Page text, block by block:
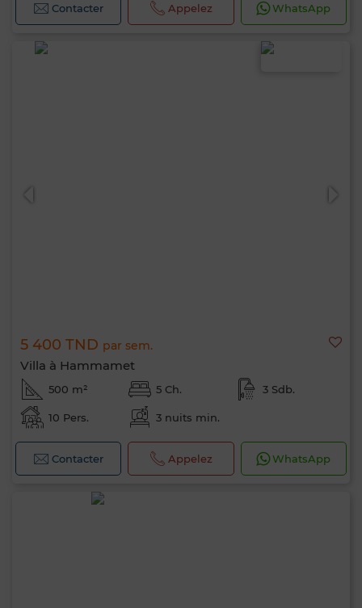
Contacter Appelez WhatsApp
5 400 TND par sem.
Villa à Hammamet
500 m² 5 Ch. 3 Sdb.
10 Pers. 3 nuits min.
Contacter Appelez WhatsApp